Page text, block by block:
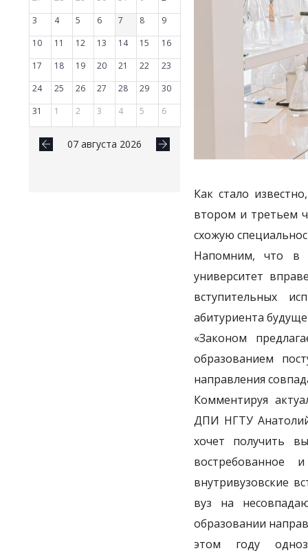
3
4 5 6 7 8
9
10
11 12 13 14 15
16
17
18 19 20 21 22
23
24
25 26 27 28 29
30
31
1 2 3 4 5 6
07 августа 2026
Как стало
втором и третьем
схожую
Напомним, что в
университет
вступительных
абитуриента
«Законом
образованием
направления
Комментируя
ДПИ НГТУ
хочет получить
востребованное
внутривузовские
вуз на
образовании
этом году